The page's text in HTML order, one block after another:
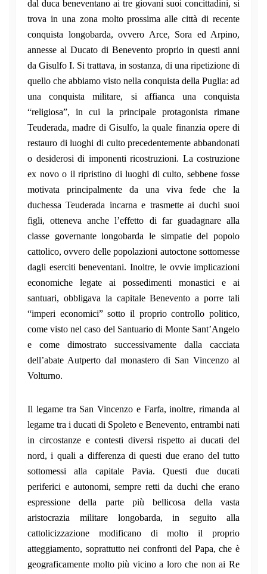
dal duca beneventano ai tre giovani suoi concittadini, si
trova in una zona molto prossima alle città di recente
conquista longobarda, ovvero Arce, Sora ed Arpino,
annesse al Ducato di Benevento proprio in questi anni
da Gisulfo I. Si trattava, in sostanza, di una ripetizione di
quello che abbiamo visto nella conquista della Puglia: ad
una conquista militare, si affianca una conquista
“religiosa”, in cui la principale protagonista rimane
Teuderada, madre di Gisulfo, la quale finanzia opere di
restauro di luoghi di culto precedentemente abbandonati
o desiderosi di imponenti ricostruzioni. La costruzione
ex novo o il ripristino di luoghi di culto, sebbene fosse
motivata principalmente da una viva fede che la
duchessa Teuderada incarna e trasmette ai duchi suoi
figli, otteneva anche l’effetto di far guadagnare alla
classe governante longobarda le simpatie del popolo
cattolico, ovvero delle popolazioni autoctone sottomesse
dagli eserciti beneventani. Inoltre, le ovvie implicazioni
economiche legate ai possedimenti monastici e ai
santuari, obbligava la capitale Benevento a porre tali
“imperi economici” sotto il proprio controllo politico,
come visto nel caso del Santuario di Monte Sant’Angelo
e come dimostrato successivamente dalla cacciata
dell’abate Autperto dal monastero di San Vincenzo al
Volturno.
Il legame tra San Vincenzo e Farfa, inoltre, rimanda al
legame tra i ducati di Spoleto e Benevento, entrambi nati
in circostanze e contesti diversi rispetto ai ducati del
nord, i quali a differenza di questi due erano del tutto
sottomessi alla capitale Pavia. Questi due ducati
periferici e autonomi, sempre retti da duchi che erano
espressione della parte più bellicosa della vasta
aristocrazia militare longobarda, in seguito alla
cattolicizzazione modificano di molto il proprio
atteggiamento, soprattutto nei confronti del Papa, che è
geograficamente molto più vicino a loro che non ai Re